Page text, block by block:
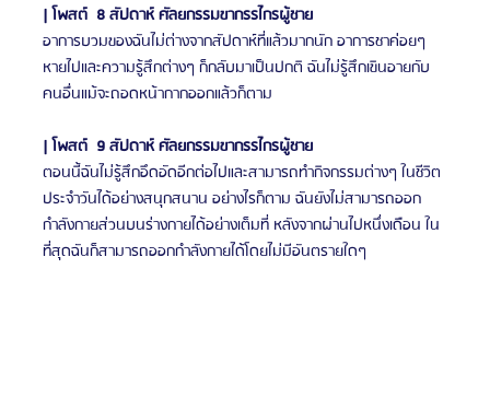
| โพสต์  8 สัปดาห์ ศัลยกรรมขากรรไกรผู้ชาย
อาการบวมของฉันไม่ต่างจากสัปดาห์ที่แล้วมากนัก อาการชาค่อยๆ
หายไปและความรู้สึกต่างๆ ก็กลับมาเป็นปกติ ฉันไม่รู้สึกเขินอายกับ
คนอื่นแม้จะถอดหน้ากากออกแล้วก็ตาม
| โพสต์  9 สัปดาห์ ศัลยกรรมขากรรไกรผู้ชาย
ตอนนี้ฉันไม่รู้สึกอึดอัดอีกต่อไปและสามารถทำกิจกรรมต่างๆ ในชีวิต
ประจำวันได้อย่างสนุกสนาน อย่างไรก็ตาม ฉันยังไม่สามารถออก
กำลังกายส่วนบนร่างกายได้อย่างเต็มที่ หลังจากผ่านไปหนึ่งเดือน ใน
ที่สุดฉันก็สามารถออกกำลังกายได้โดยไม่มีอันตรายใดๆ